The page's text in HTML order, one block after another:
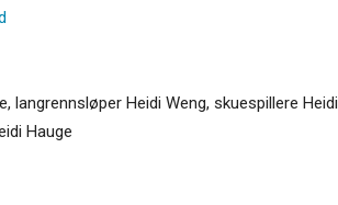
langrennsløper Heidi Weng, skuespillere Heidi
Hauge